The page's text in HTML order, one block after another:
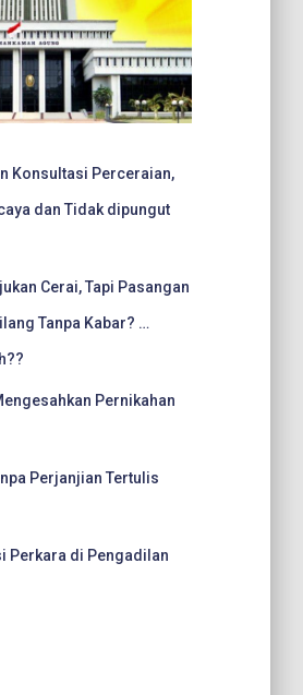
Konsultasi Perceraian,
dan Tidak dipungut
Cerai, Tapi Pasangan
Tanpa Kabar? …
Pernikahan
Perjanjian Tertulis
Perkara di Pengadilan